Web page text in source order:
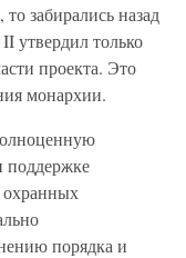
забирались назад
утвердил только
проекта. Это
монархии.
поддержке
порядка и